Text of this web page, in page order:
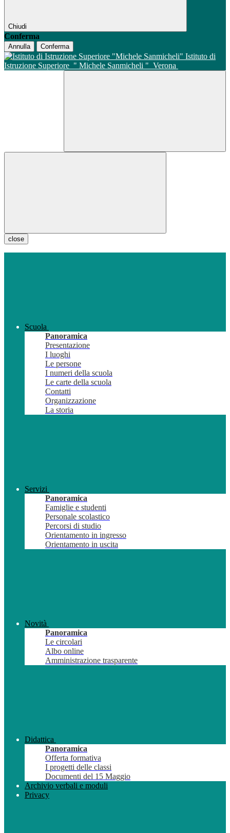
Chiudi
Conferma
Annulla Conferma
Istituto di
Istruzione Superiore " Michele Sanmicheli " Verona
close
Scuola
Panoramica
Presentazione
I luoghi
Le persone
I numeri della scuola
Le carte della scuola
Contatti
Organizzazione
La storia
Servizi
Panoramica
Famiglie e studenti
Personale scolastico
Percorsi di studio
Orientamento in ingresso
Orientamento in uscita
Novità
Panoramica
Le circolari
Albo online
Amministrazione trasparente
Didattica
Panoramica
Offerta formativa
I progetti delle classi
Documenti del 15 Maggio
Archivio verbali e moduli
Privacy